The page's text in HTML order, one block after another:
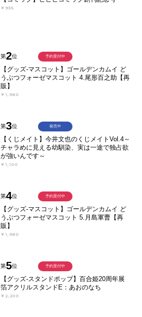
￥935
第2位
【グッズ-マスコット】ゴールデンカムイ ど
うぶつフォーゼマスコット 4.尾形百之助【再
販】
￥1,980
予約受付中
第3位
【くじメイト】今井文也のくじメイトVol.4～
チャラめに見える幼馴染、実は一途で独占欲
が強いんです～
￥1,100
発売中
第4位
【グッズ-マスコット】ゴールデンカムイ ど
うぶつフォーゼマスコット 5.月島軍曹【再
販】
￥1,980
予約受付中
第5位
【グッズ-スタンドポップ】百合姫20周年展
箔アクリルスタンドE：あおのなち
￥2,200
予約受付中